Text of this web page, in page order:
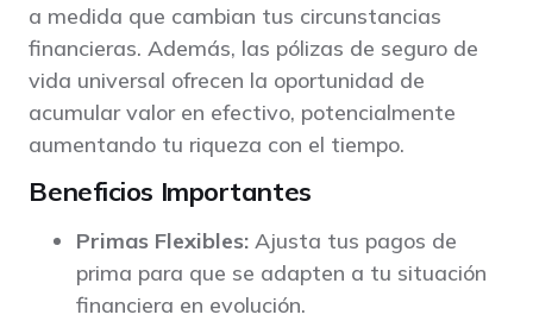
a medida que cambian tus circunstancias
financieras. Además, las pólizas de seguro de
vida universal ofrecen la oportunidad de
acumular valor en efectivo, potencialmente
aumentando tu riqueza con el tiempo.
Beneficios Importantes
Primas Flexibles: Ajusta tus pagos de
prima para que se adapten a tu situación
financiera en evolución.